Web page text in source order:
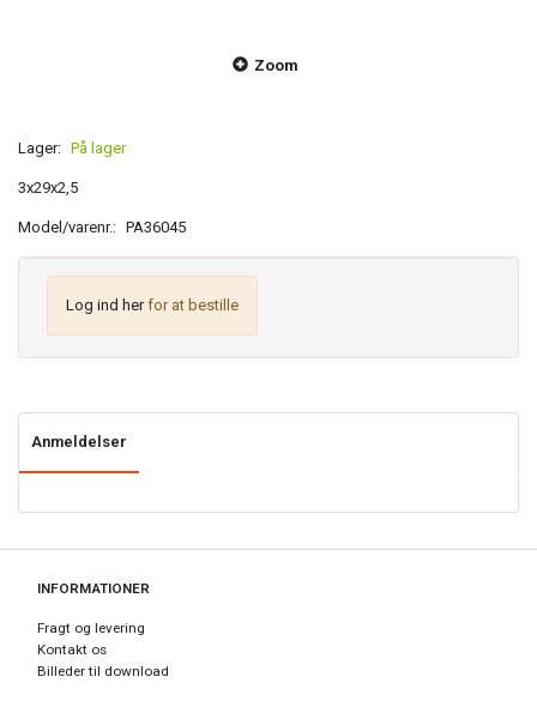
Zoom
Lager: På lager
3x29x2,5
Model/varenr.: PA36045
Log ind herfor at bestille
Anmeldelser
INFORMATIONER
Fragt og levering
Kontakt os
Billeder til download